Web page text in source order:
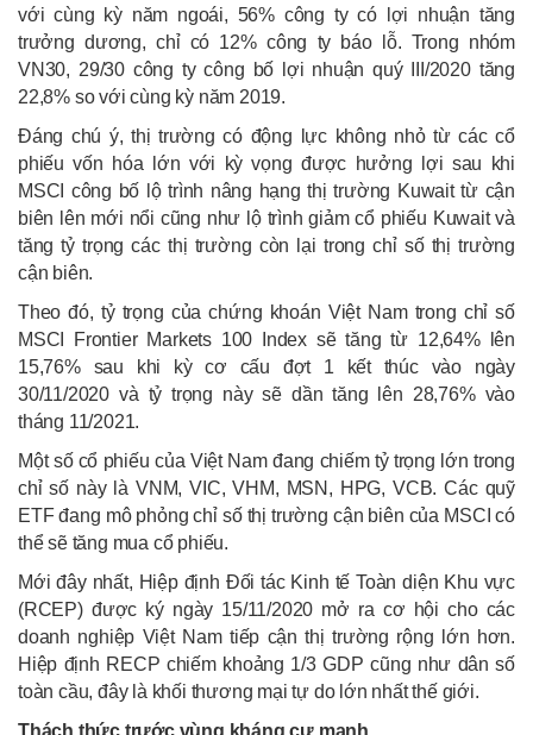
với cùng kỳ năm ngoái, 56% công ty có lợi nhuận tăng
trưởng dương, chỉ có 12% công ty báo lỗ. Trong nhóm
VN30, 29/30 công ty công bố lợi nhuận quý III/2020 tăng
22,8% so với cùng kỳ năm 2019.
Đáng chú ý, thị trường có động lực không nhỏ từ các cổ
phiếu vốn hóa lớn với kỳ vọng được hưởng lợi sau khi
MSCI công bố lộ trình nâng hạng thị trường Kuwait từ cận
biên lên mới nổi cũng như lộ trình giảm cổ phiếu Kuwait và
tăng tỷ trọng các thị trường còn lại trong chỉ số thị trường
cận biên.
Theo đó, tỷ trọng của chứng khoán Việt Nam trong chỉ số
MSCI Frontier Markets 100 Index sẽ tăng từ 12,64% lên
15,76% sau khi kỳ cơ cấu đợt 1 kết thúc vào ngày
30/11/2020 và tỷ trọng này sẽ dần tăng lên 28,76% vào
tháng 11/2021.
Một số cổ phiếu của Việt Nam đang chiếm tỷ trọng lớn trong
chỉ số này là VNM, VIC, VHM, MSN, HPG, VCB. Các quỹ
ETF đang mô phỏng chỉ số thị trường cận biên của MSCI có
thể sẽ tăng mua cổ phiếu.
Mới đây nhất, Hiệp định Đối tác Kinh tế Toàn diện Khu vực
(RCEP) được ký ngày 15/11/2020 mở ra cơ hội cho các
doanh nghiệp Việt Nam tiếp cận thị trường rộng lớn hơn.
Hiệp định RECP chiếm khoảng 1/3 GDP cũng như dân số
toàn cầu, đây là khối thương mại tự do lớn nhất thế giới.